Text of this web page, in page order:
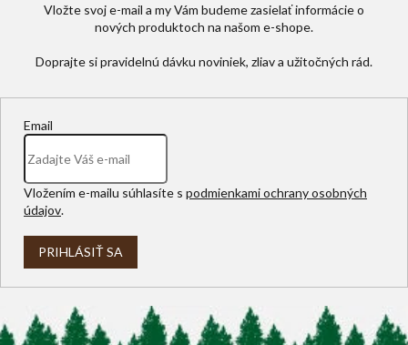
Vložte svoj e-mail a my Vám budeme zasielať informácie o
nových produktoch na našom e-shope.
Email
Vložením e-mailu súhlasíte s podmienkami ochrany osobných
údajov.
PRIHLÁSIŤ SA
Z